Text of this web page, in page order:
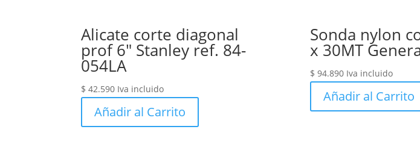
Alicate corte diagonal
prof 6″ Stanley ref. 84-
054LA
$ 42.590 Iva incluido
Añadir al Carrito
Sonda nylon
x 30MT
$ 94.890 Iva incluido
Añadir al Carrito